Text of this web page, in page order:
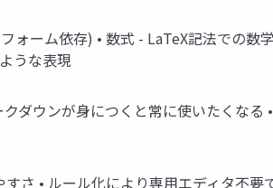
ォーム依存) • 数式 - LaTeX記法での数
うな表現
ダウンが身につくと常に使いたくな
さ • ルール化により専用エディタ不